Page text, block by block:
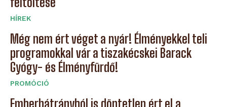
HÍREK
Még nem ért véget a nyár! Élményekkel teli
programokkal vár a tiszakécskei Barack
Gyógy- és Élményfürdő!
PROMÓCIÓ
Emberhátrányból is döntetlen ért el a